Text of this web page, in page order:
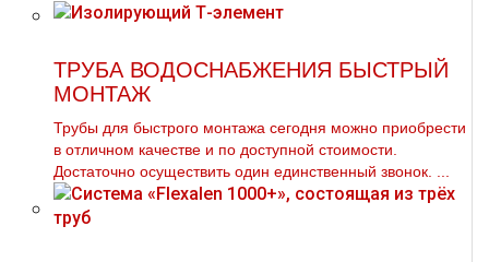
ТРУБА ВОДОСНАБЖЕНИЯ БЫСТРЫЙ
МОНТАЖ
Трубы для быстрого мoнтaжа сегодня можно приобрести
в отличном качестве и по доступной стоимости.
Достаточно осуществить один единственный звонок. ...